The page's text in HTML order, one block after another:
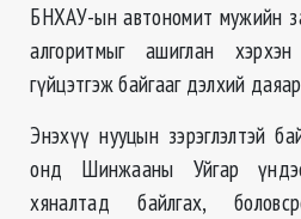
БНХАУ-ын автономит мужийн
алгоритмыг ашиглан
гүйцэтгэж байгааг дэлхий
Энэхүү нууцын зэрэглэлтэй
онд Шинжааны Уйгар
хяналтад байлгах,